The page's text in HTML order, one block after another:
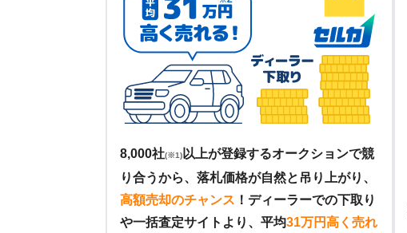
8,000社(※1) 以上が登録するオークションで競
り合うから、落札価格が自然と吊り上がり、
高額売却のチャンス ！ ディーラーでの下取り
や一括査定サイトより、平均31万円高く売れ